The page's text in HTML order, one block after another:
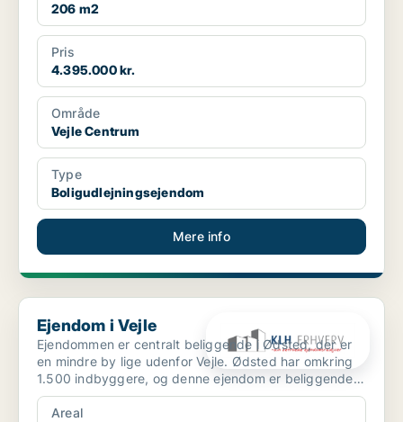
206 m2
Pris
4.395.000 kr.
Område
Vejle Centrum
Type
Boligudlejningsejendom
Mere info
Ejendom i Vejle
Ejendom i Vejle
Ejendommen er centralt beliggende i Ødsted, der er
en mindre by lige udenfor Vejle. Ødsted har omkring
1.500 indbyggere, og denne ejendom er beliggende
midt ...
Areal